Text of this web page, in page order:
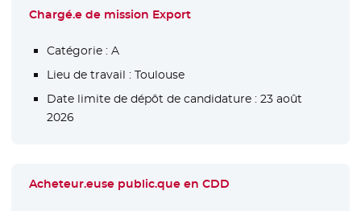
Chargé.e de mission Export
Catégorie : A
Lieu de travail : Toulouse
Date limite de dépôt de candidature : 23 août
2026
Acheteur.euse public.que en CDD